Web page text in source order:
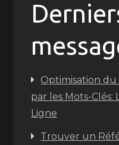
Optimisation
par les Mots-Clés:
Ligne
Trouver un